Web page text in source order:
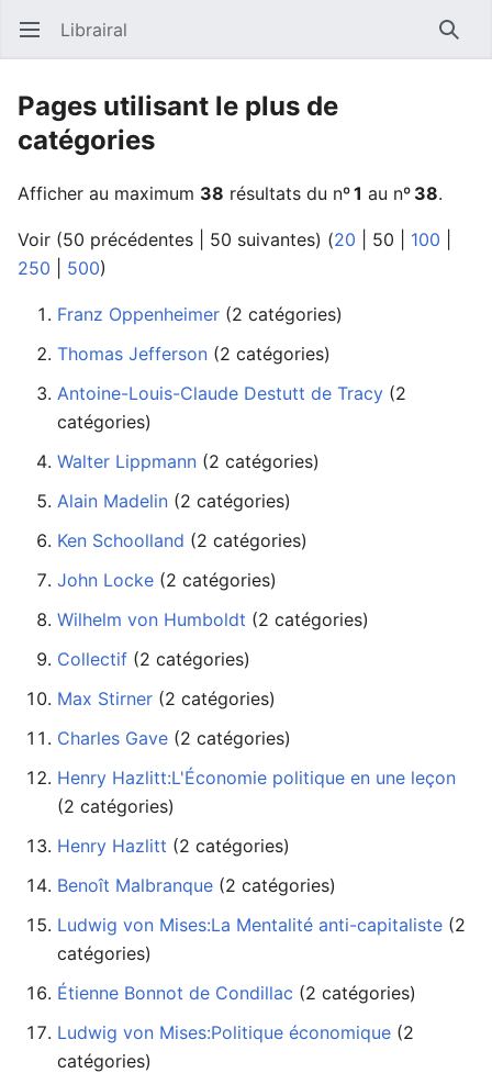
Ouvrir le menu principal Librairal
Pages utilisant le plus de
catégories
Afficher au maximum 38 résultats du nº1 au nº 38.
Voir (50 précédentes 50 suivantes) (20 50 100
250
500)
Franz Oppenheimer ‏‎ (2 catégories)
Thomas Jefferson ‏‎ (2 catégories)
Antoine-Louis-Claude Destutt de Tracy
catégories)
Walter Lippmann ‏‎ (2 catégories)
Alain Madelin ‏‎ (2 catégories)
Ken Schoolland ‏‎ (2 catégories)
John Locke ‏‎ (2 catégories)
Wilhelm von Humboldt ‏‎ (2 catégories)
Collectif ‏‎ (2 catégories)
Max Stirner ‏‎ (2 catégories)
Charles Gave ‏‎ (2 catégories)
Henry Hazlitt:L'Économie politique en une leçon
(2 catégories)
Henry Hazlitt ‏‎ (2 catégories)
Benoît Malbranque ‏‎ (2 catégories)
Ludwig von Mises:La Mentalité anti-capitaliste
catégories)
Étienne Bonnot de Condillac ‏‎ (2 catégories)
Ludwig von Mises:Politique économique
catégories)